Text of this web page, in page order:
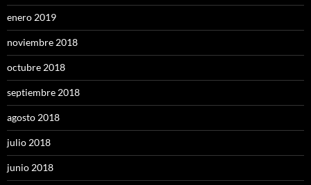
enero 2019
noviembre 2018
octubre 2018
septiembre 2018
agosto 2018
julio 2018
junio 2018